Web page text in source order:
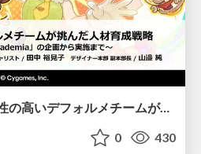
【CEDEC2026】専門性の高いデフォルメチームが挑んだ人材育成戦略 〜Cygames Academiaの企画から実施まで〜
0 430